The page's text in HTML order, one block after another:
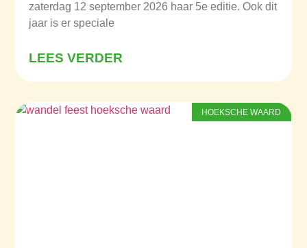
zaterdag 12 september 2026 haar 5e editie. Ook dit
jaar is er speciale
LEES VERDER
HOEKSCHE WAARD